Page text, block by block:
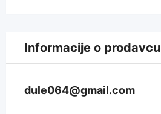
Informacije o prodavcu
dule064@gmail.com